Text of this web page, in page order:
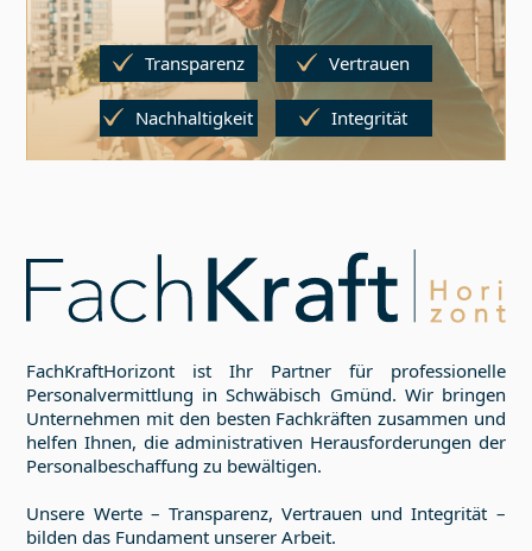
FachKraftHorizont ist Ihr Partner für professionelle
Personalvermittlung inSchwäbisch Gmünd. Wir bringen
Unternehmen mit den besten Fachkräften zusammen und
helfen Ihnen, die administrativen Herausforderungen der
Personalbeschaffung zu bewältigen.
Unsere Werte – Transparenz, Vertrauen und Integrität –
bilden das Fundament unserer Arbeit.
Transparenz Vertrauen
Nachhaltigkeit Integrität